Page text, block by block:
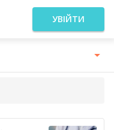
УВІЙТИ